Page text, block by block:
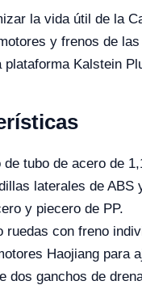
la vida útil de la
y frenos de
plataforma Kalstein
de tubo de acero de
laterales de ABS
y piecero de PP.
ruedas con freno
Haojiang para
dos ganchos de